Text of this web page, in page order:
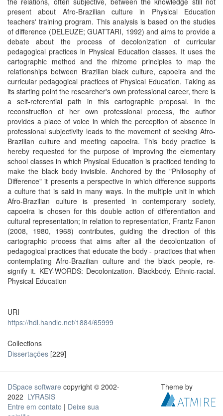
present about Afro-Brazilian culture in Physical Education
teachers' training program. This analysis is based on the studies
of difference (DELEUZE; GUATTARI, 1992) and aims to provide a
debate about the process of decolonization of curricular
pedagogical practices in Physical Education classes. It uses the
cartographic method and the rhizome principles to map the
relationships between Brazilian black culture, capoeira and the
curricular pedagogical practices of Physical Education. Taking as
its starting point the researcher's own professional career, there is
a self-referential path in this cartographic proposal. In the
reconstruction of her own professional process, the author
provides a place of voice in which the perception of absence in
professional subjectivity leads to the movement of seeking Afro-
Brazilian culture and meeting capoeira. This body practice is
hereby requested for the purpose of improving the elementary
school classes in which Physical Education is practiced tending to
make the black body invisible. Anchored by the "Philosophy of
Difference" it presents a perspective in which difference supports
a culture that is said in many ways. In the multiple unit in which
Afro-Brazilian culture is presented in contemporary society,
capoeira is chosen for this double action of differentiation and
cultural representation; in relation to representation, Frantz Fanon
(2008, 1980, 1968) contributes, guiding the direction of this
cartographic process that aims after all the decolonization of
pedagogical practices that educate the body - practices that when
contemplating Afro-Brazilian culture and the black people, re-
signify it. KEY-WORDS: Decolonization. Blackbody. Ethnic-racial.
Physical Education
URI
https://hdl.handle.net/1884/65999
Collections
Dissertações [229]
DSpace software copyright © 2002-
2022 LYRASIS
Entre em contato | Deixe sua
Theme by